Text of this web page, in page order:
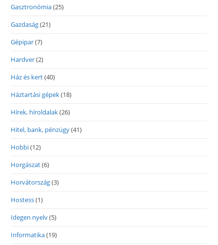
Gasztronómia(25)
Gazdaság(21)
Gépipar(7)
Hardver(2)
Ház és kert(40)
Háztartási gépek(18)
Hírek, híroldalak(26)
Hitel, bank, pénzügy(41)
Hobbi(12)
Horgászat(6)
Horvátország(3)
Hostess(1)
Idegen nyelv(5)
Informatika(19)